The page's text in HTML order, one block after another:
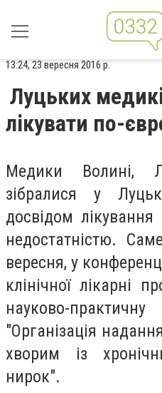
13:24, 23 вересня 2016 р.
Луцьких
лікувати по-
Медики Волині,
зібралися у
досвідом
недостатністю.
вересня, у
клінічної лікарні
науково-
"Організація
хворим із
нирок".